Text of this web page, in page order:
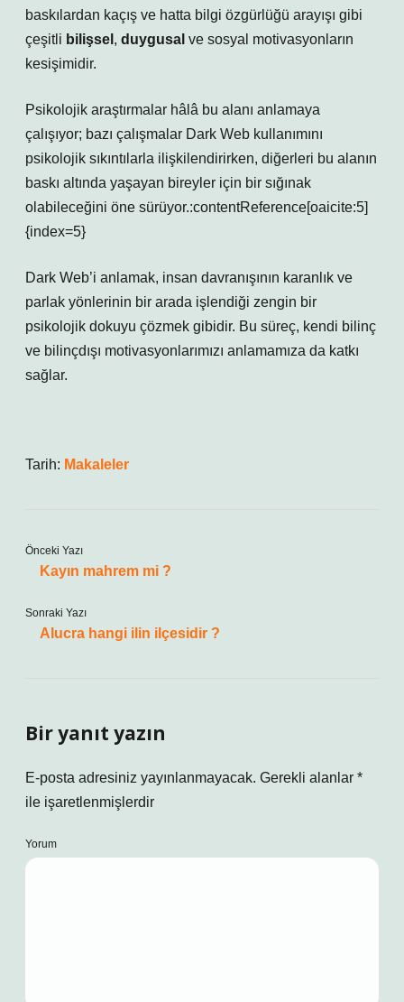
baskılardan kaçış ve hatta bilgi özgürlüğü arayışı gibi
çeşitli bilişsel , duygusal ve sosyal motivasyonların
kesişimidir.
Psikolojik araştırmalar hâlâ bu alanı anlamaya
çalışıyor; bazı çalışmalar Dark Web kullanımını
psikolojik sıkıntılarla ilişkilendirirken, diğerleri bu alanın
baskı altında yaşayan bireyler için bir sığınak
olabileceğini öne sürüyor.:contentReference[oaicite:5]
{index=5}
Dark Web’i anlamak, insan davranışının karanlık ve
parlak yönlerinin bir arada işlendiği zengin bir
psikolojik dokuyu çözmek gibidir. Bu süreç, kendi bilinç
ve bilinçdışı motivasyonlarımızı anlamamıza da katkı
sağlar.
Tarih: Makaleler
Önceki Yazı
Kayın mahrem mi ?
Sonraki Yazı
Alucra hangi ilin ilçesidir ?
Bir yanıt yazın
E-posta adresiniz yayınlanmayacak. Gerekli alanlar *
ile işaretlenmişlerdir
Yorum